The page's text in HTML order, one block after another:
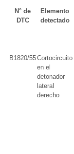
N° de
DTC
Elemento
detectado
B1820/55Cortocircuito
en el
detonador
lateral
derecho